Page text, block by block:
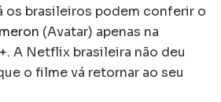
os brasileiros podem conferir o
(Avatar) apenas na
. A Netflix brasileira não deu
o filme vá retornar ao seu